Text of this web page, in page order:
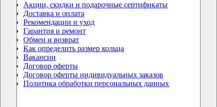
Акции, скидки и подарочные сертификаты
Доставка и оплата
Рекомендации и уход
Гарантия и ремонт
Обмен и возврат
Как определить размер кольца
Вакансии
Договор оферты
Договор оферты индивидуальных заказов
Политика обработки персональных данных